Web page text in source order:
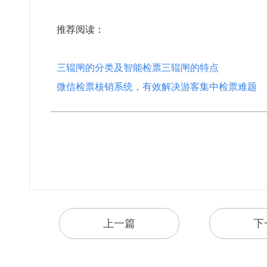
推荐阅读：
三辊闸的分类及智能检票三辊闸的特点
微信检票核销系统，有效解决游客集中检票难题
上一篇 下